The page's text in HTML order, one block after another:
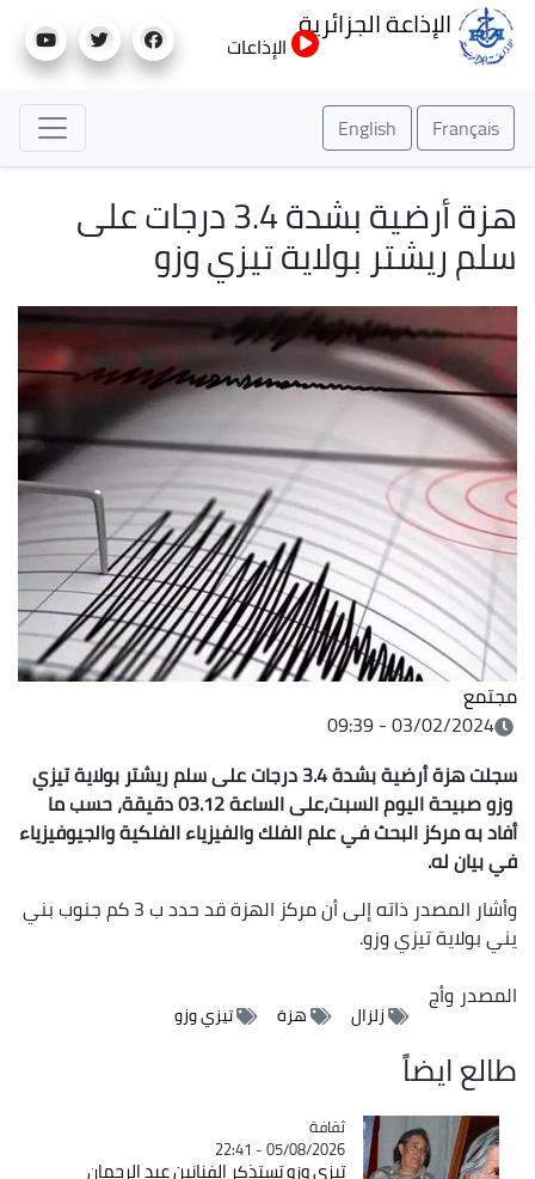
إلى
الإذاعة الجزائرية
الإذاعات
Français
English
هزة أرضية بشدة 3.4 درجات على
سلم ريشتر بولاية تيزي وزو
مجتمع
03/02/2024 - 09:39
سجلت هزة أرضية بشدة 3.4 درجات على سلم ريشتر بولاية تيزي
وزو صبيحة اليوم السبت،على الساعة 03.12 دقيقة، حسب ما
أفاد به مركز البحث في علم الفلك والفيزياء الفلكية والجيوفيزياء
في بيان له.
وأشار المصدر ذاته إلى أن مركز الهزة قد حدد ب 3 كم جنوب بني
يني بولاية تيزي وزو.
المصدروأج
زلزال هزة تيزي وزو
طالع ايضاً
Catégorie
ثقافة
05/08/2026 - 22:41
تيزي وزو تستذكر الفنانين عبد الرحمان